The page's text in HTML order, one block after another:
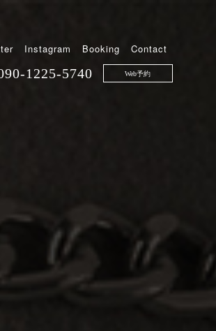
Instagram Booking Contact
1225-5740 Web予約